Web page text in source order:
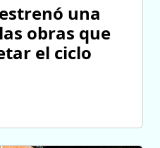
una
obras que
el ciclo